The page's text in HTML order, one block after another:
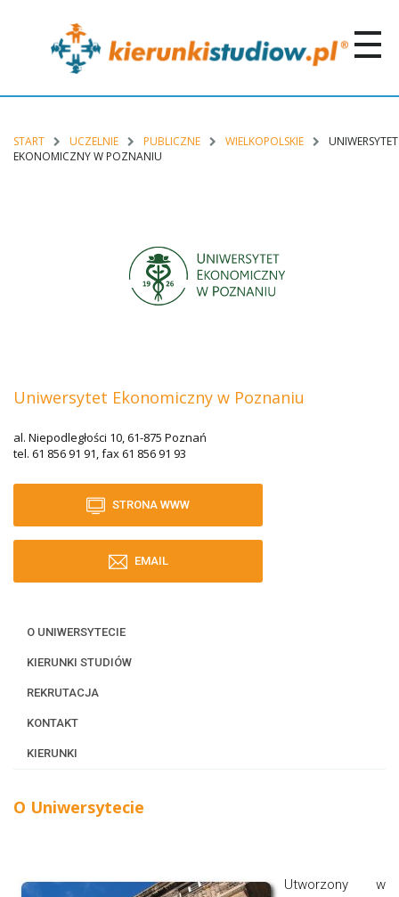
START UCZELNIE PUBLICZNE WIELKOPOLSKIE
UNIWERSYTET
EKONOMICZNY W POZNANIU
Uniwersytet Ekonomiczny w Poznaniu
al. Niepodległości 10, 61-875 Poznań
tel. 61 856 91 91, fax 61 856 91 93
STRONA WWW
EMAIL
O UNIWERSYTECIE
KIERUNKI STUDIÓW
REKRUTACJA
KONTAKT
KIERUNKI
O Uniwersytecie
Utworzony w